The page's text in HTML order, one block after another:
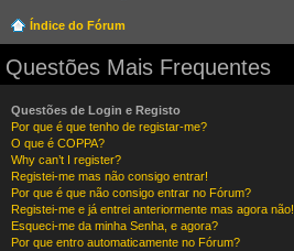
Índice do Fórum
Questões Mais Frequentes
Questões de Login e Registo
Por que é que tenho de registar-me?
O que é COPPA?
Why can’t I register?
Registei-me mas não consigo entrar!
Por que é que não consigo entrar no Fórum?
Registei-me e já entrei anteriormente mas agora não!
Esqueci-me da minha Senha, e agora?
Por que entro automaticamente no Fórum?